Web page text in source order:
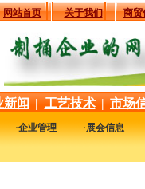
网站首页 关于我们 商贸
新闻 | 工艺技术 | 市场
·企业管理 ·展会信息